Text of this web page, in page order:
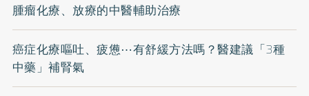
腫瘤化療、放療的中醫輔助治療
癌症化療嘔吐、疲憊⋯有舒緩方法嗎？醫建議「3種
中藥」補腎氣